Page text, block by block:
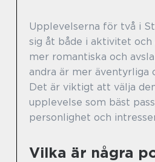
Upplevelserna för två i
sig åt både i aktivitet och
mer romantiska och
andra är mer äventyrliga
Det är viktigt att välja
upplevelse som bäst
personlighet och
Vilka är några